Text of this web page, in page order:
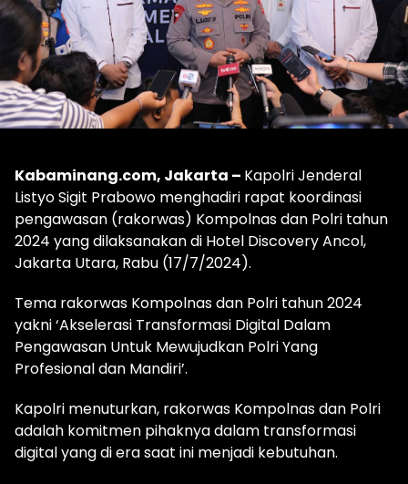
Kabaminang.com, Jakarta – Kapolri Jenderal
Listyo Sigit Prabowo menghadiri rapat koordinasi
pengawasan (rakorwas) Kompolnas dan Polri tahun
2024 yang dilaksanakan di Hotel Discovery Ancol,
Jakarta Utara, Rabu (17/7/2024).
Tema rakorwas Kompolnas dan Polri tahun 2024
yakni ‘Akselerasi Transformasi Digital Dalam
Pengawasan Untuk Mewujudkan Polri Yang
Profesional dan Mandiri’.
Kapolri menuturkan, rakorwas Kompolnas dan Polri
adalah komitmen pihaknya dalam transformasi
digital yang di era saat ini menjadi kebutuhan.